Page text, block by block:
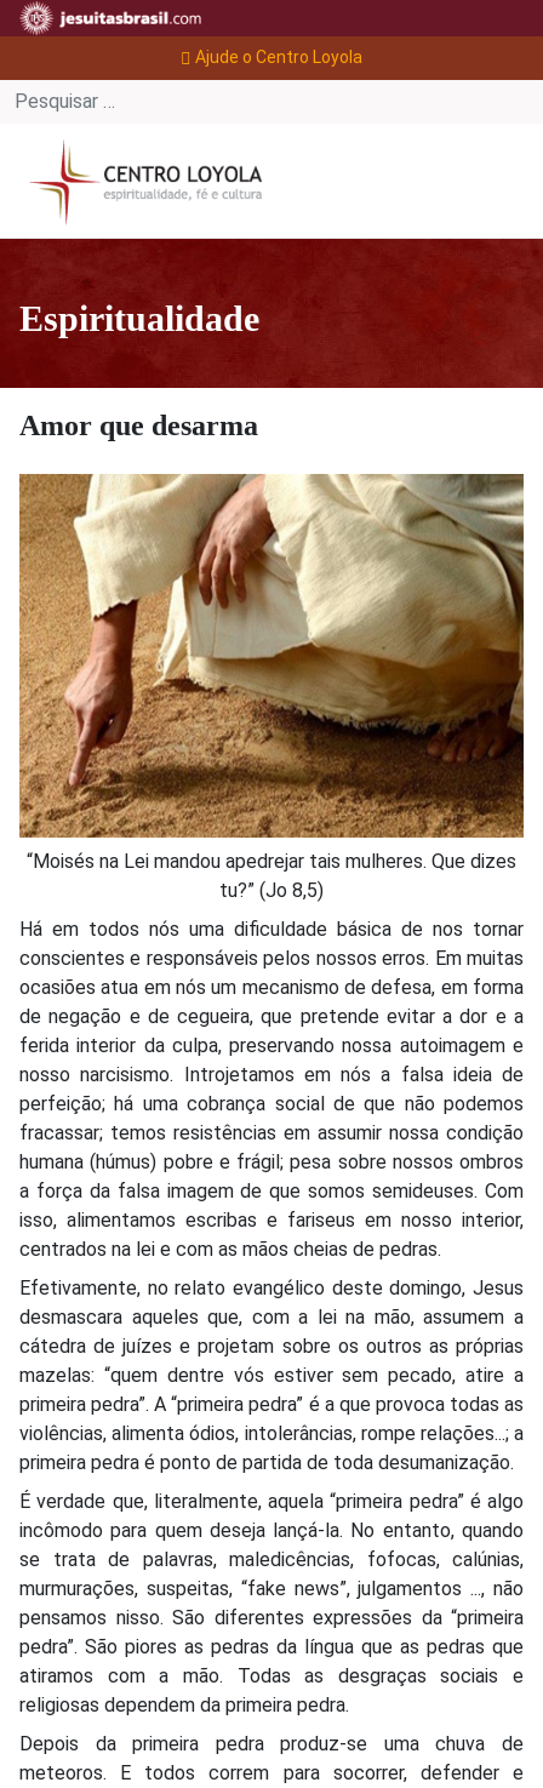
Ajude o Centro Loyola
Espiritualidade
Amor que desarma
“Moisés na Lei mandou apedrejar tais mulheres. Que dizes
tu?” (Jo 8,5)
Há em todos nós uma dificuldade básica de nos tornar
conscientes e responsáveis pelos nossos erros. Em muitas
ocasiões atua em nós um mecanismo de defesa, em forma
de negação e de cegueira, que pretende evitar a dor e a
ferida interior da culpa, preservando nossa autoimagem e
nosso narcisismo. Introjetamos em nós a falsa ideia de
perfeição; há uma cobrança social de que não podemos
fracassar; temos resistências em assumir nossa condição
humana (húmus) pobre e frágil; pesa sobre nossos ombros
a força da falsa imagem de que somos semideuses. Com
isso, alimentamos escribas e fariseus em nosso interior,
centrados na lei e com as mãos cheias de pedras.
Efetivamente, no relato evangélico deste domingo, Jesus
desmascara aqueles que, com a lei na mão, assumem a
cátedra de juízes e projetam sobre os outros as próprias
mazelas: “quem dentre vós estiver sem pecado, atire a
primeira pedra”. A “primeira pedra” é a que provoca todas as
violências, alimenta ódios, intolerâncias, rompe relações...; a
primeira pedra é ponto de partida de toda desumanização.
É verdade que, literalmente, aquela “primeira pedra” é algo
incômodo para quem deseja lançá-la. No entanto, quando
se trata de palavras, maledicências, fofocas, calúnias,
murmurações, suspeitas, “fake news”, julgamentos ..., não
pensamos nisso. São diferentes expressões da “primeira
pedra”. São piores as pedras da língua que as pedras que
atiramos com a mão. Todas as desgraças sociais e
religiosas dependem da primeira pedra.
Depois da primeira pedra produz-se uma chuva de
meteoros. E todos correm para socorrer, defender e